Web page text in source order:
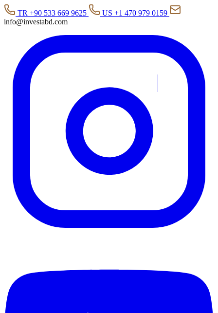
TR +90 533 669 9625
US +1 470 979 0159
info@investabd.com